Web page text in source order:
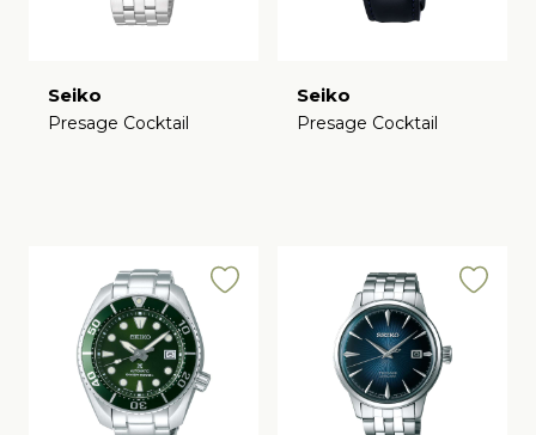
Seiko
Presage Cocktail
Seiko
Presage Cocktail